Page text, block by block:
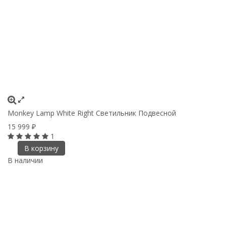
Monkey Lamp White Right Светильник Подвесной
15 999 ₽
1
В корзину
В наличии